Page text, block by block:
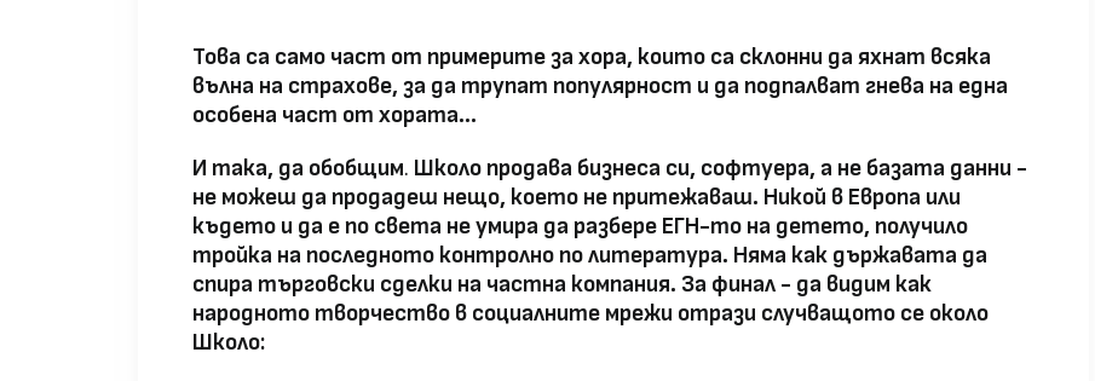
Това са само част от примерите за хора, които са склонни да яхнат всяка
вълна на страхове, за да трупат популярност и да подпалват гнева на една
особена част от хората…
И така, да обобщим. Школо продава бизнеса си, софтуера, а не базата данни -
не можеш да продадеш нещо, което не притежаваш. Никой в Европа или
където и да е по света не умира да разбере ЕГН-то на детето, получило
тройка на последното контролно по литература. Няма как държавата да
спира търговски сделки на частна компания. За финал - да видим как
народното творчество в социалните мрежи отрази случващото се около
Школо: